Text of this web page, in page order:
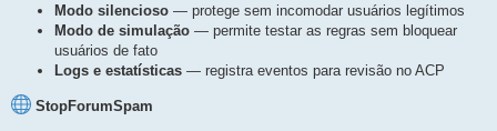
Modo silencioso — protege sem incomodar usuários legítimos
Modo de simulação — permite testar as regras sem bloquear
usuários de fato
Logs e estatísticas — registra eventos para revisão no ACP
StopForumSpam